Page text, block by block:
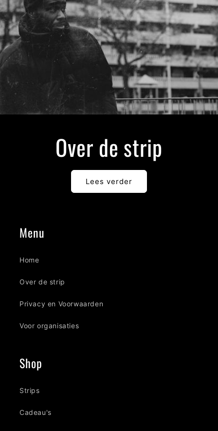
Over de strip
Lees verder
Menu
Home
Over de strip
Privacy en Voorwaarden
Voor organisaties
Shop
Strips
Cadeau's